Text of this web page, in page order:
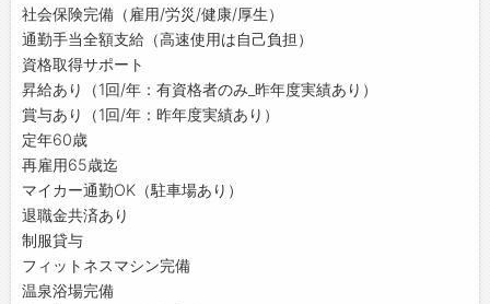
社会保険完備（雇用/労災/健康/厚生）
通勤手当全額支給（高速使用は自己負担）
資格取得サポート
昇給あり（1回/年：有資格者のみ_昨年度実績あり）
賞与あり（1回/年：昨年度実績あり）
定年60歳
再雇用65歳迄
マイカー通勤OK（駐車場あり）
退職金共済あり
制服貸与
フィットネスマシン完備
温泉浴場完備